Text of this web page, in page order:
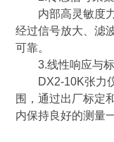
内部高灵敏度
经过信号放大、滤
可靠。
3.线性响应与
DX2-10K张力
围，通过出厂标定
内保持良好的测量